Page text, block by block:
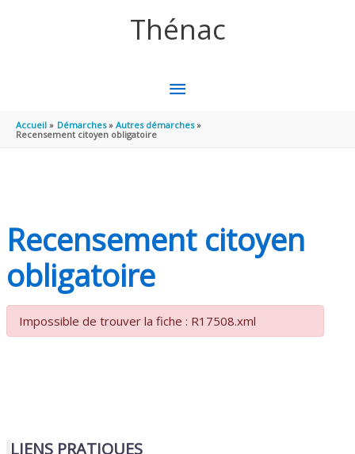
Thénac
MENU
PRINCIPAL
Accueil Démarches
Autres démarches
Recensement citoyen obligatoire
Recensement citoyen
obligatoire
Impossible de trouver la fiche : R17508.xml
LIENS PRATIQUES